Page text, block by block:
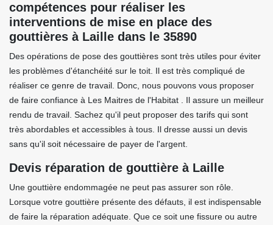
compétences pour réaliser les
interventions de mise en place des
gouttières à Laille dans le 35890
Des opérations de pose des gouttières sont très utiles pour éviter
les problèmes d'étanchéité sur le toit. Il est très compliqué de
réaliser ce genre de travail. Donc, nous pouvons vous proposer
de faire confiance à Les Maitres de l'Habitat . Il assure un meilleur
rendu de travail. Sachez qu'il peut proposer des tarifs qui sont
très abordables et accessibles à tous. Il dresse aussi un devis
sans qu'il soit nécessaire de payer de l'argent.
Devis réparation de gouttière à Laille
Une gouttière endommagée ne peut pas assurer son rôle.
Lorsque votre gouttière présente des défauts, il est indispensable
de faire la réparation adéquate. Que ce soit une fissure ou autre